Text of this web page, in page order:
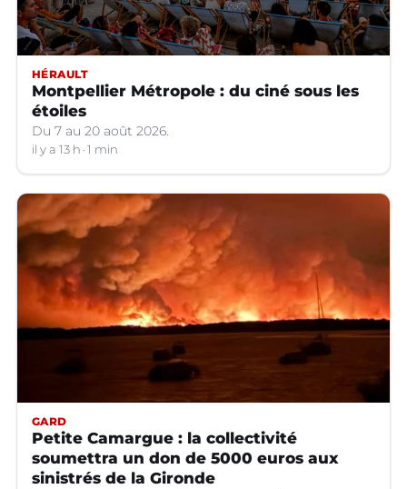
HÉRAULT
Montpellier Métropole : du ciné sous les
étoiles
Du 7 au 20 août 2026.
il y a 13 h 1 min
GARD
Petite Camargue : la collectivité
soumettra un don de 5000 euros aux
sinistrés de la Gironde